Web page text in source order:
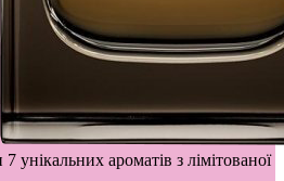
унікальних ароматів з лімітованої